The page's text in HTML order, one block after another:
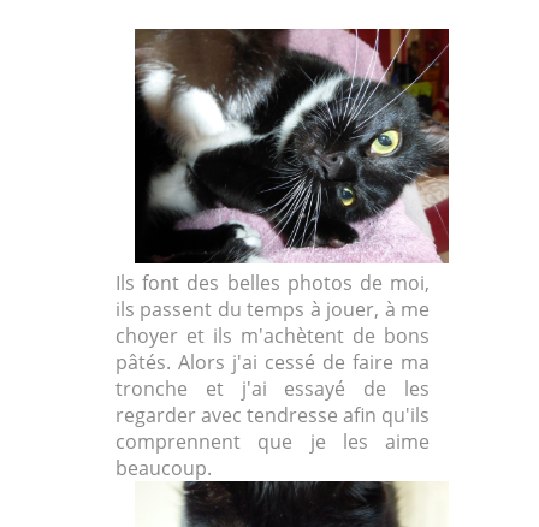
Ils font des belles photos de moi,
ils passent du temps à jouer, à me
choyer et ils m'achètent de bons
pâtés. Alors j'ai cessé de faire ma
tronche et j'ai essayé de les
regarder avec tendresse afin qu'ils
comprennent que je les aime
beaucoup.